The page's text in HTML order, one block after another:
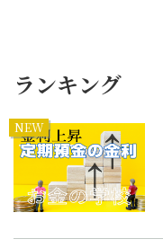
ランキング
NEW